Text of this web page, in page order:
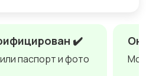
✔️
паспорт и фото